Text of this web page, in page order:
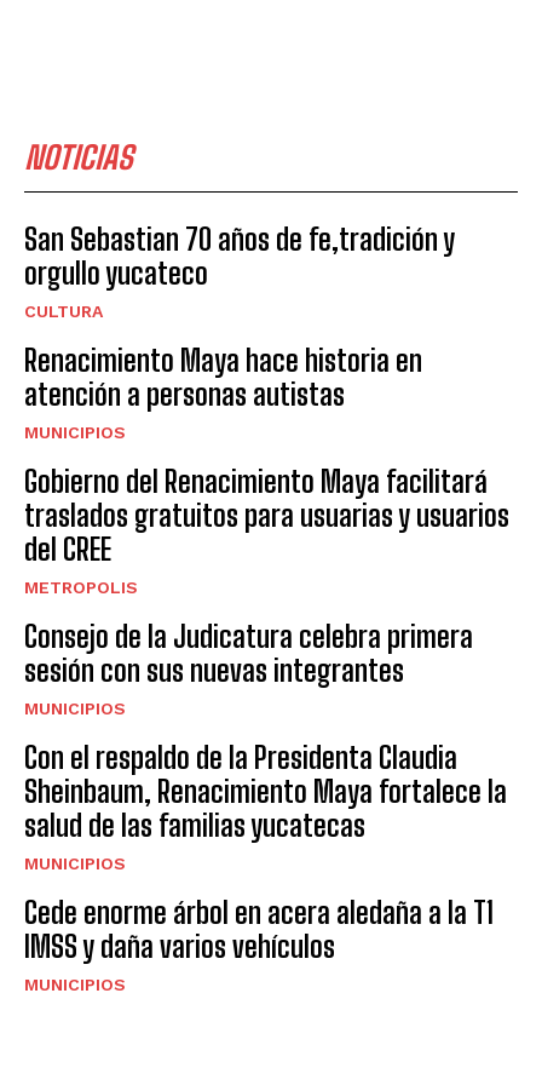
NOTICIAS
San Sebastian 70 años de fe,tradición y
orgullo yucateco
CULTURA
Renacimiento Maya hace historia en
atención a personas autistas
MUNICIPIOS
Gobierno del Renacimiento Maya facilitará
traslados gratuitos para usuarias y usuarios
del CREE
METROPOLIS
Consejo de la Judicatura celebra primera
sesión con sus nuevas integrantes
MUNICIPIOS
Con el respaldo de la Presidenta Claudia
Sheinbaum, Renacimiento Maya fortalece la
salud de las familias yucatecas
MUNICIPIOS
Cede enorme árbol en acera aledaña a la T1
IMSS y daña varios vehículos
MUNICIPIOS